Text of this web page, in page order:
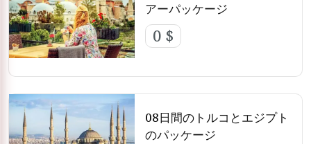
内容です。
エジプトの砂漠からトルコの海岸まで、私たちのツアーでトルコと
エジプトの魅力を体験してください。
アーパッケージ
0 $
08日間のトルコとエジプト
のパッケージ